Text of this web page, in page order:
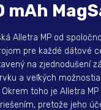
mAh
Alletra MP od
pre každé dátové
na zjednodušení
a veľkých
toho je Alletra
pretože jeho